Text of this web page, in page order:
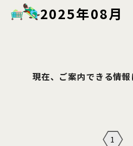
2025年08月
現在、ご案内できる情報
1